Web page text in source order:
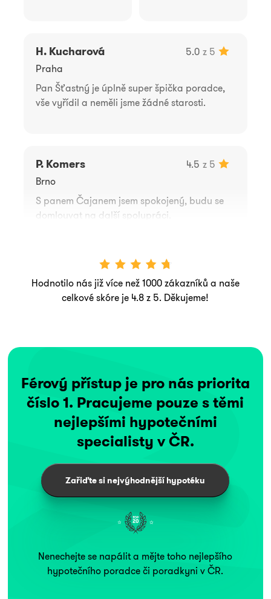
5.0 z 5
H. Kucharová
Praha
Pan Šťastný je úplně super špička poradce,
vše vyřídil a neměli jsme žádné starosti.
4.5 z 5
P. Komers
Brno
S panem Čajanem jsem spokojený, budu se
domlouvat na další spolupráci.
Hodnotilo nás již více než 1000 zákazníků a naše
celkové skóre je 4.8 z 5. Děkujeme!
Férový přístup je pro nás priorita
číslo 1. Pracujeme pouze s těmi
nejlepšími hypotečními
specialisty v ČR.
Zařiďte si nejvýhodnější hypotéku
Nenechejte se napálit a mějte toho nejlepšího
hypotečního poradce či poradkyni v ČR.